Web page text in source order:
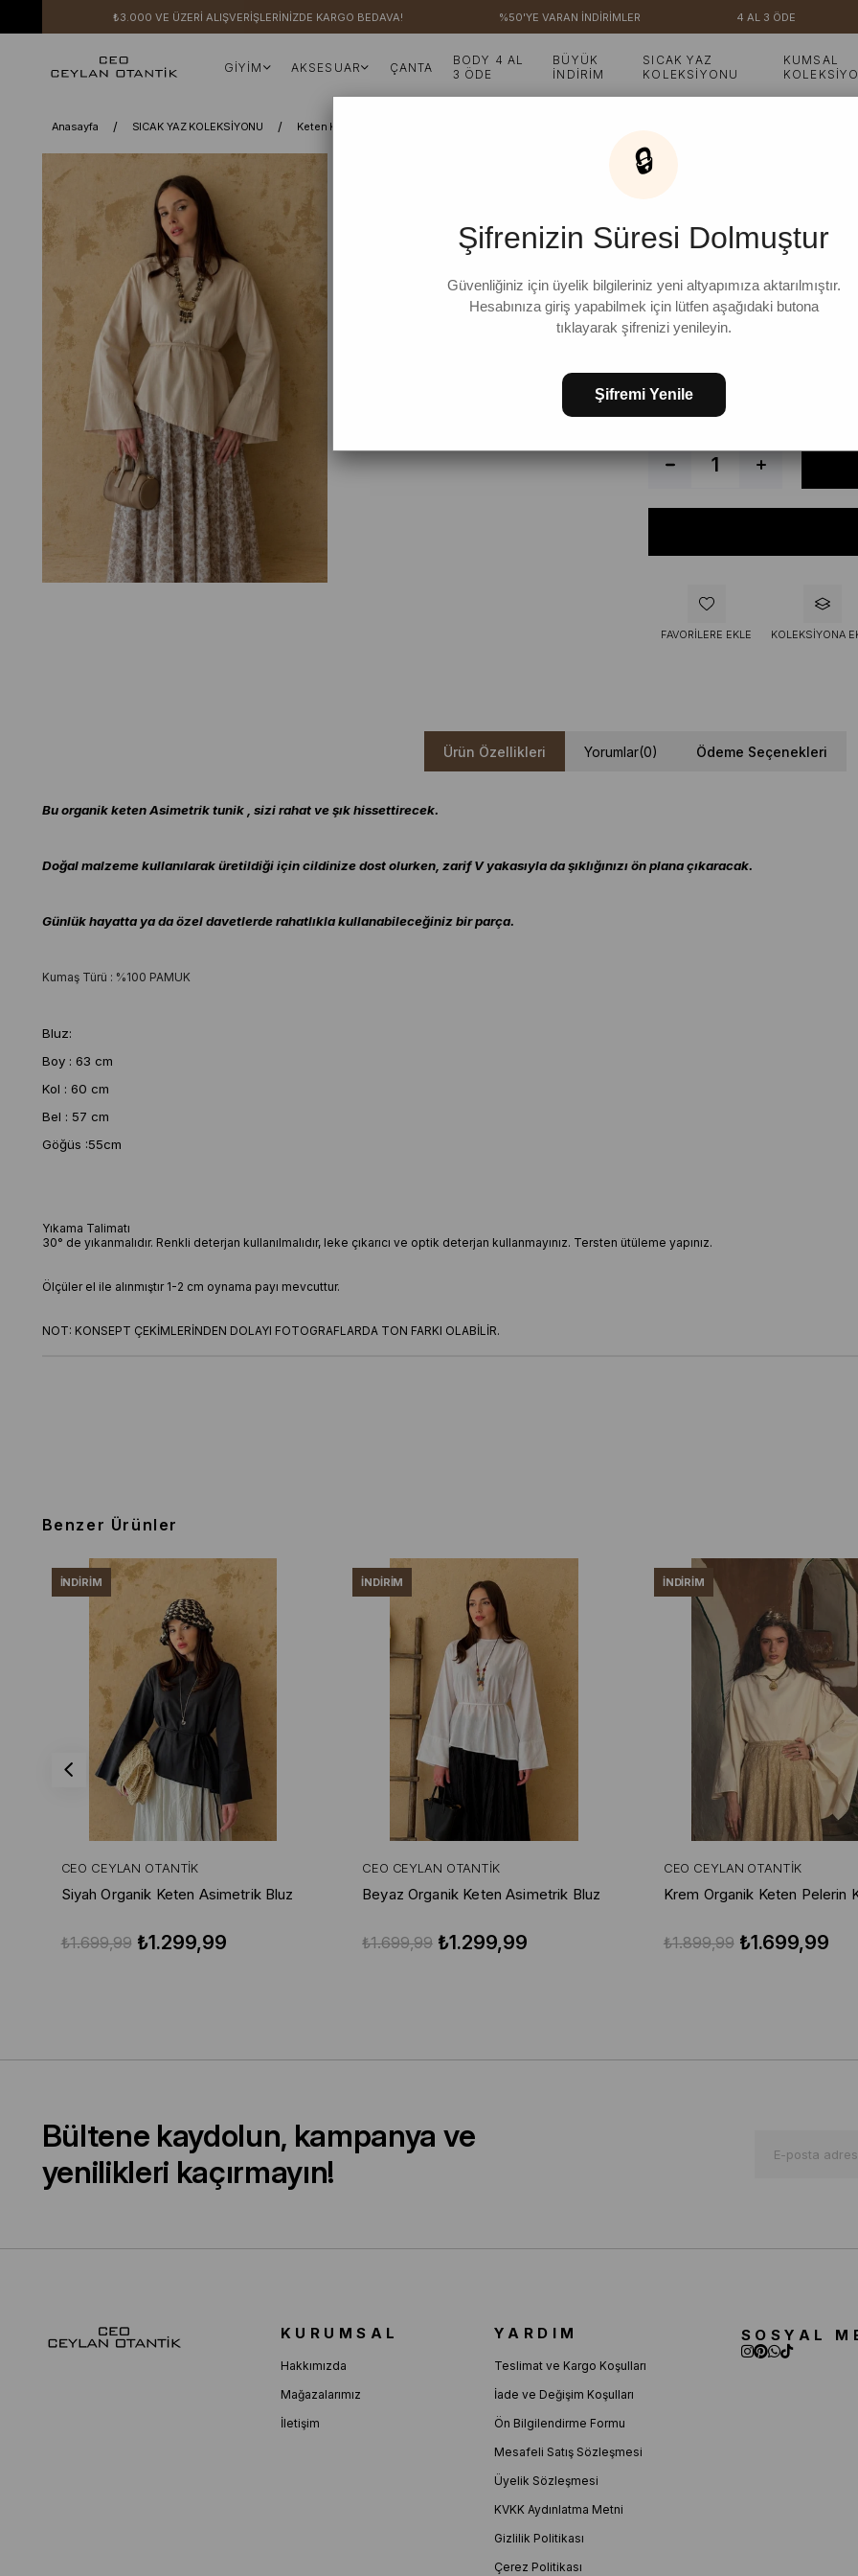
₺3.000 VE ÜZERİ ALIŞVERİŞLERİNİZDE KARGO BEDAVA! %50'YE VARAN İNDİRİMLER 4 AL 3 ÖDE
GİYİM AKSESUAR ÇANTA
BODY 4 AL
3 ÖDE
BÜYÜK
İNDİRİM
SICAK YAZ
KOLEKSİYONU
KUMSAL
Anasayfa SICAK YAZ KOLEKSİYONU Keten Koleksiyonu
Bej Organik Keten
%
24
₺1.699,99
STD
FAVORILERE EKLE KOLEKSIYONA
Ürün Özellikleri Yorumlar(0) Ödeme Seçenekleri
Bu organik keten Asimetrik tunik , sizi rahat ve şık hissettirecek.
Doğal malzeme kullanılarak üretildiği için cildinize dost olurken, zarif V yakasıyla da şıklığınızı ön plana çıkaracak.
Günlük hayatta ya da özel davetlerde rahatlıkla kullanabileceğiniz bir parça.
Kumaş Türü : %100 PAMUK
Bluz:
Boy : 63 cm
Kol : 60 cm
Bel : 57 cm
Göğüs :55cm
Yıkama Talimatı
30° de yıkanmalıdır. Renkli deterjan kullanılmalıdır, leke çıkarıcı ve optik deterjan kullanmayınız. Tersten ütüleme yapınız.
Ölçüler el ile alınmıştır 1-2 cm oynama payı mevcuttur.
NOT: KONSEPT ÇEKİMLERİNDEN DOLAYI FOTOGRAFLARDA TON FARKI OLABİLİR.
Benzer Ürünler
CEO CEYLAN OTANTIK
Siyah Organik Keten Asimetrik Bluz
₺1.299,99
₺1.699,99
İNDIRIM
CEO CEYLAN OTANTIK
Beyaz Organik Keten Asimetrik Bluz
₺1.299,99
₺1.699,99
İNDIRIM
CEO CEYLAN OTANTIK
Krem Organik Keten Pelerin
₺1.699,99
₺1.899,99
İNDIRIM
Bültene kaydolun, kampanya ve
yenilikleri kaçırmayın!
KURUMSAL
Hakkımızda
Mağazalarımız
İletişim
YARDIM
Teslimat ve Kargo Koşulları
İade ve Değişim Koşulları
Ön Bilgilendirme Formu
Mesafeli Satış Sözleşmesi
Üyelik Sözleşmesi
KVKK Aydınlatma Metni
Gizlilik Politikası
Çerez Politikası
SOSYAL
🔒
Şifrenizin Süresi Dolmuştur
Güvenliğiniz için üyelik bilgileriniz yeni altyapımıza aktarılmıştır.
Hesabınıza giriş yapabilmek için lütfen aşağıdaki butona
tıklayarak şifrenizi yenileyin.
Şifremi Yenile